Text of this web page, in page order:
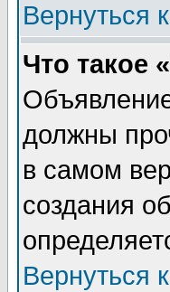
Вернуться
Что такое
должны
в самом
создания
Вернуться